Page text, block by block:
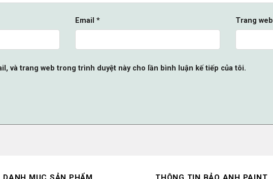
Email * Trang web
và trang web trong trình duyệt này cho lần bình luận kế tiếp của tôi.